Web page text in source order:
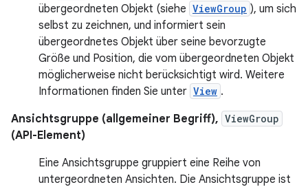
übergeordneten Objekt (siehe ViewGroup ), um sich
selbst zu zeichnen, und informiert sein
übergeordnetes Objekt über seine bevorzugte
Größe und Position, die vom übergeordneten Objekt
möglicherweise nicht berücksichtigt wird. Weitere
Informationen finden Sie unter View .
Ansichtsgruppe (allgemeiner Begriff), ViewGroup
(API-Element)
Eine Ansichtsgruppe gruppiert eine Reihe von
untergeordneten Ansichten. Die Ansichtsgruppe ist